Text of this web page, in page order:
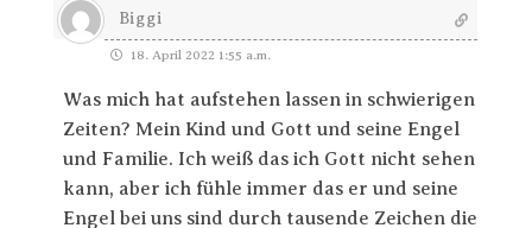
Biggi
18. April 2022 1:55 a.m.
Was mich hat aufstehen lassen in schwierigen
Zeiten? Mein Kind und Gott und seine Engel
und Familie. Ich weiß das ich Gott nicht sehen
kann, aber ich fühle immer das er und seine
Engel bei uns sind durch tausende Zeichen die